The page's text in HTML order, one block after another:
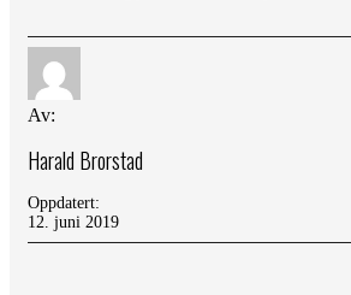
Av:
Harald Brorstad
Oppdatert:
12. juni 2019